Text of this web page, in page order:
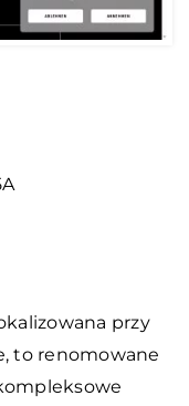
przy
to renomowane